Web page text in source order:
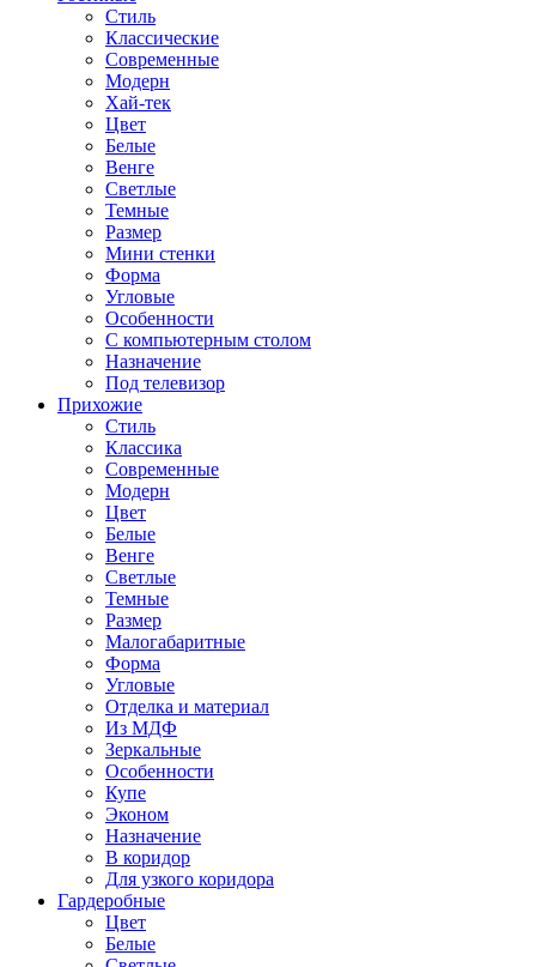
Стиль
Классические
Современные
Модерн
Хай-тек
Цвет
Белые
Венге
Светлые
Темные
Размер
Мини стенки
Форма
Угловые
Особенности
С компьютерным столом
Назначение
Под телевизор
Прихожие
Стиль
Классика
Современные
Модерн
Цвет
Белые
Венге
Светлые
Темные
Размер
Малогабаритные
Форма
Угловые
Отделка и материал
Из МДФ
Зеркальные
Особенности
Купе
Эконом
Назначение
В коридор
Для узкого коридора
Гардеробные
Цвет
Белые